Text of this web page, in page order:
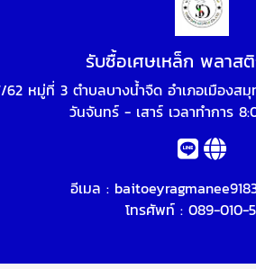
รับซื้อเศษเหล็ก พลาสติ
62 หมู่ที่ 3 ตำบลบางน้ำจืด อำเภอเมืองส
วันจันทร์ - เสาร์ เวลาทำการ
อีเมล :
โทรศัพท์ : 089-010-